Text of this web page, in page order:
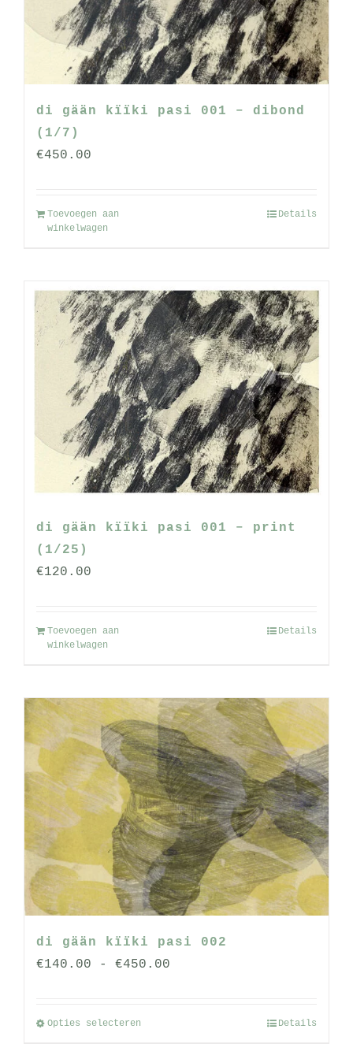
worden
op
de
productpagina
di gään kïïki pasi 001 – dibond
(1/7)
€450.00
Toevoegen aan
winkelwagen
Details
di gään kïïki pasi 001 – print
(1/25)
€120.00
Toevoegen aan
winkelwagen
Details
di gään kïïki pasi 002
€140.00 - €450.00
Opties selecteren Details